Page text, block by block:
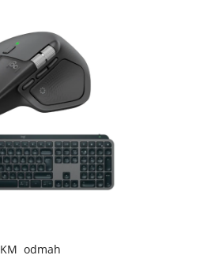
KM odmah